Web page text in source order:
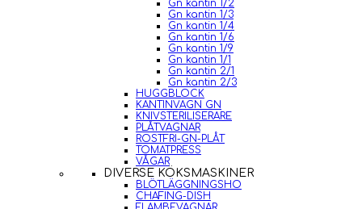
Gn kantin 1/2
Gn kantin 1/3
Gn kantin 1/4
Gn kantin 1/6
Gn kantin 1/9
Gn kantin 1/1
Gn kantin 2/1
Gn kantin 2/3
HUGGBLOCK
KANTINVAGN GN
KNIVSTERILISERARE
PLÅTVAGNAR
ROSTFRI-GN-PLÅT
TOMATPRESS
VÅGAR
DIVERSE KÖKSMASKINER
BLÖTLÄGGNINGSHO
CHAFING-DISH